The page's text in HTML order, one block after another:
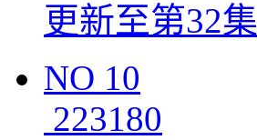
更新至第32集
NO 10
223180